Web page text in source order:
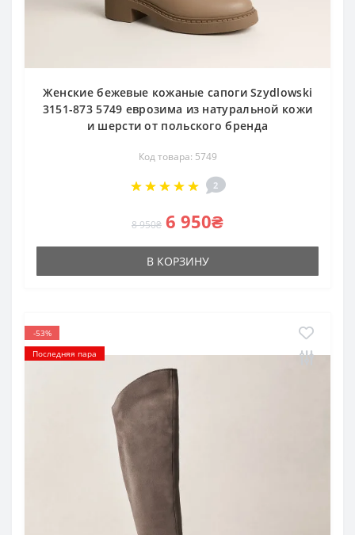
Женские бежевые кожаные сапоги Szydlowski
3151-873 5749 еврозима из натуральной кожи
и шерсти от польского бренда
Код товара: 5749
2
8 950₴ 6 950₴
В КОРЗИНУ
-53%
Последняя пара